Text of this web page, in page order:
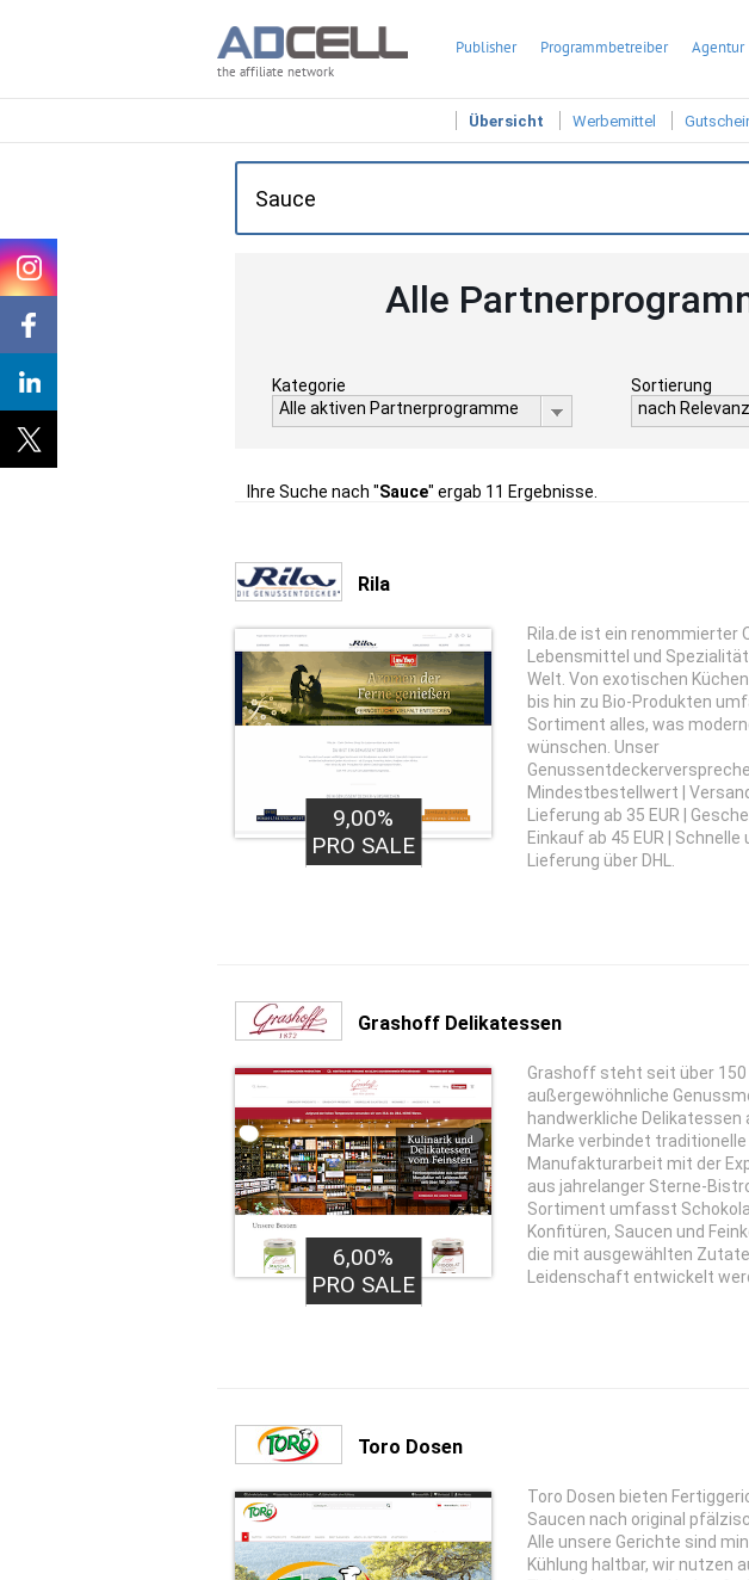
the affiliate network
Publisher Programmbetreiber Agentur
Übersicht Werbemittel
Alle
Kategorie
Alle aktiven Partnerprogramme
Sortierung
nach
Ihre Suche nach "Sauce" ergab 11 Ergebnisse.
Rila
9,00%
PRO SALE
Rila.de ist ein renommierter
Lebensmittel und
Welt. Von exotischen
bis hin zu Bio-Produkten
Sortiment alles, was
wünschen. Unser
Mindestbestellwert |
Lieferung ab 35 EUR |
Einkauf ab 45 EUR |
Lieferung über DHL.
Grashoff Delikatessen
6,00%
PRO SALE
Grashoff steht seit über
außergewöhnliche
handwerkliche Delikatessen
Marke verbindet traditionelle
Manufakturarbeit mit der
aus jahrelanger Sterne-
Sortiment umfasst
Konfitüren, Saucen und
die mit ausgewählten
Leidenschaft entwickelt
Toro Dosen
Toro Dosen bieten
Saucen nach original
Alle unsere Gerichte sind
Kühlung haltbar, wir nutzen